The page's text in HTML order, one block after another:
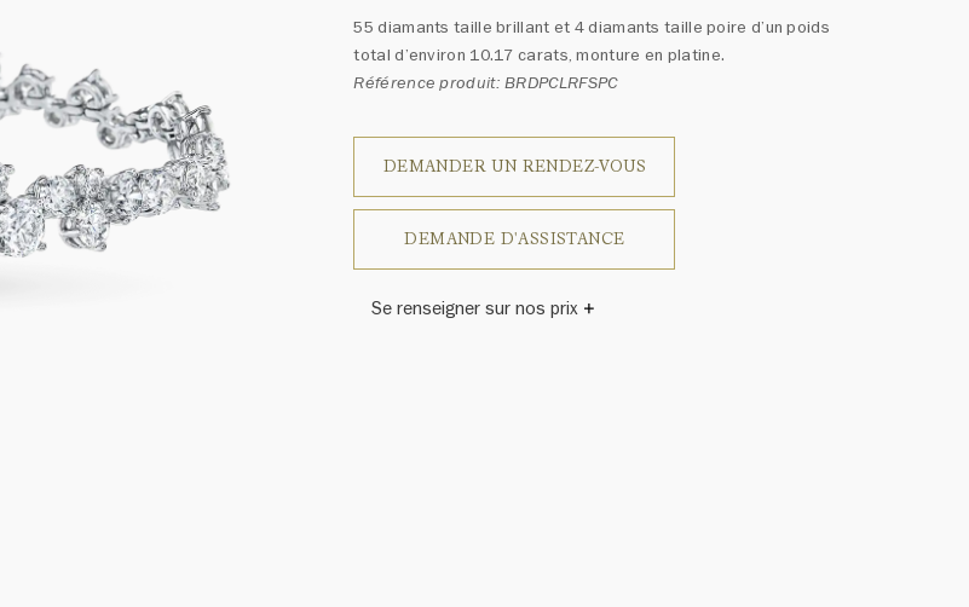
55 diamants taille brillant et 4 diamants taille poire d’un poids
total d’environ 10.17 carats, monture en platine.
Référence produit: BRDPCLRFSPC
DEMANDER UN RENDEZ-VOUS
DEMANDE D'ASSISTANCE
Se renseigner sur nos prix